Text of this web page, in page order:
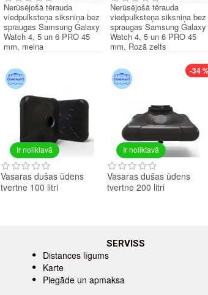
Nerūsējošā tērauda
viedpulksteņa siksniņa bez
spraugas Samsung Galaxy
Watch 4, 5 un 6 PRO 45
mm, melna
Nerūsējošā tērauda
viedpulksteņa siksniņa bez
spraugas Samsung Galaxy
Watch 4, 5 un 6 PRO 45
mm, Rozā zelts
Ir noliktavā
Vasaras dušas ūdens
tvertne 100 litri
Ir noliktavā
-34
Vasaras dušas ūdens
tvertne 200 litri
SERVISS
Distances līgums
Karte
Piegāde un apmaksa